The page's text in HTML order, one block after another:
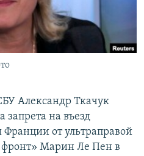
Александр Ткачук
запрета на въезд
от ультраправой
Марин Ле Пен в